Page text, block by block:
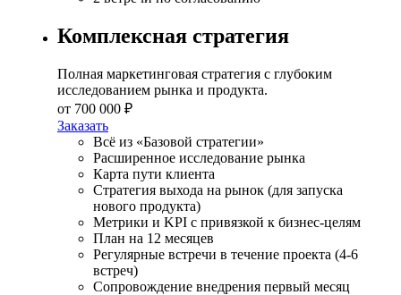
Комплексная стратегия
Полная маркетинговая стратегия с глубоким
исследованием рынка и продукта.
от 700 000 ₽
Заказать
Всё из «Базовой стратегии»
Расширенное исследование рынка
Карта пути клиента
Стратегия выхода на рынок (для запуска
нового продукта)
Метрики и KPI с привязкой к бизнес-целям
План на 12 месяцев
Регулярные встречи в течение проекта (4-6
встреч)
Сопровождение внедрения первый месяц